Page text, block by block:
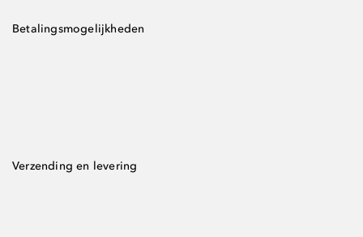
Betalingsmogelijkheden
Verzending en levering